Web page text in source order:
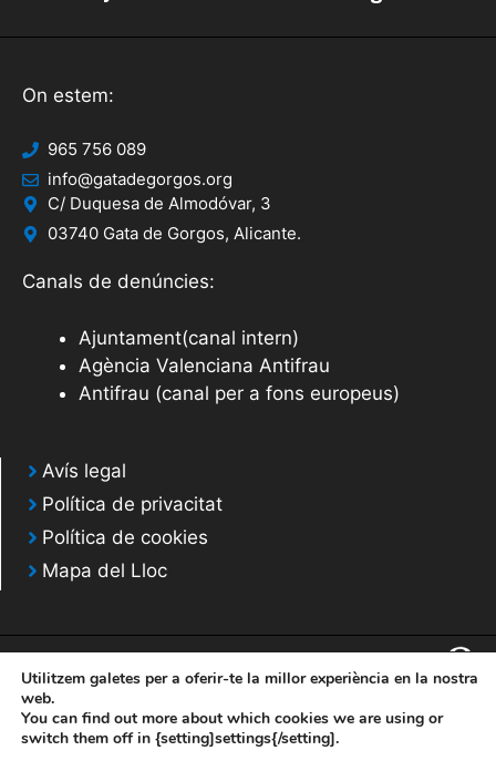
On estem:
965 756 089
info@gatadegorgos.org
C/ Duquesa de Almodóvar, 3
03740 Gata de Gorgos, Alicante.
Canals de denúncies:
Ajuntament(canal intern)
Agència Valenciana Antifrau
Antifrau (canal per a fons europeus)
Avís legal
Política de privacitat
Política de cookies
Mapa del Lloc
© 2020 Web desarrollada por el Servicio de Informática de Diputación de
Alicante
Utilitzem galetes per a oferir-te la millor experiència en la nostra
web.
You can find out more about which cookies we are using or
switch them off in {setting]settings{/setting].